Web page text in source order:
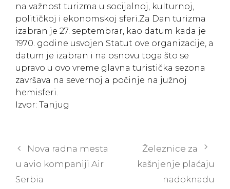
na važnost turizma u socijalnoj, kulturnoj,
političkoj i ekonomskoj sferi.Za Dan turizma
izabran je 27. septembrar, kao datum kada je
1970. godine usvojen Statut ove organizacije, a
datum je izabran i na osnovu toga što se
upravo u ovo vreme glavna turistička sezona
završava na severnoj a počinje na južnoj
hemisferi.
Izvor: Tanjug
Post
navigation
Železnice za
kašnjenje plaćaju
nadoknadu
Nova radna mesta
u avio kompaniji Air
Serbia